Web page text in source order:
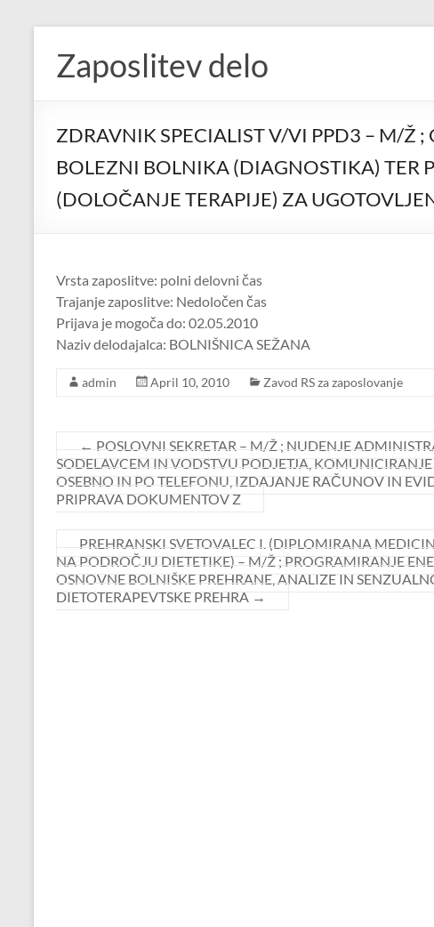
content
Zaposlitev delo
ZDRAVNIK SPECIALIST V/VI PPD3 – M/Ž
BOLEZNI BOLNIKA (DIAGNOSTIKA) TER
(DOLOČANJE TERAPIJE) ZA
Vrsta zaposlitve: polni delovni čas
Trajanje zaposlitve: Nedoločen čas
Prijava je mogoča do: 02.05.2010
Naziv delodajalca: BOLNIŠNICA SEŽANA
admin April 10, 2010 Zavod RS za zaposlovanje
← POSLOVNI SEKRETAR – M/Ž ; NUDENJE
SODELAVCEM IN VODSTVU PODJETJA,
OSEBNO IN PO TELEFONU, IZDAJANJE RAČUNOV IN
PRIPRAVA DOKUMENTOV Z
PREHRANSKI SVETOVALEC I. (DIPLOMIRANA
NA PODROČJU DIETETIKE) – M/Ž ; PROGRAMIRANJE
OSNOVNE BOLNIŠKE PREHRANE, ANALIZE IN
DIETOTERAPEVTSKE PREHRA →